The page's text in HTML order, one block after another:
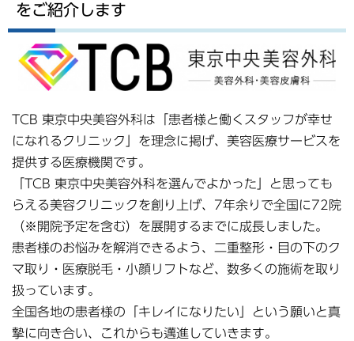
をご紹介します
TCB 東京中央美容外科は「患者様と働くスタッフが幸せ
になれるクリニック」を理念に掲げ、美容医療サービスを
提供する医療機関です。
「TCB 東京中央美容外科を選んでよかった」と思っても
らえる美容クリニックを創り上げ、7年余りで全国に72院
（※開院予定を含む）を展開するまでに成長しました。
患者様のお悩みを解消できるよう、二重整形・目の下のク
マ取り・医療脱毛・小顔リフトなど、数多くの施術を取り
扱っています。
全国各地の患者様の「キレイになりたい」という願いと真
摯に向き合い、これからも邁進していきます。